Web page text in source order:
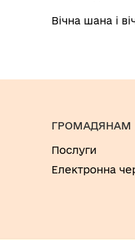
Вічна шана і
ГРОМАДЯНАМ
Послуги
Електронна